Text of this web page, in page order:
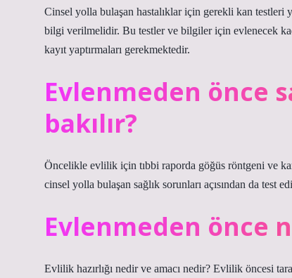
Cinsel yolla bulaşan hastalıklar için gerekli kan testleri
bilgi verilmelidir. Bu testler ve bilgiler için evlenecek
kayıt yaptırmaları gerekmektedir.
Evlenmeden önce
bakılır?
Öncelikle evlilik için tıbbi raporda göğüs röntgeni ve
cinsel yolla bulaşan sağlık sorunları açısından da test
Evlenmeden önce
Evlilik hazırlığı nedir ve amacı nedir? Evlilik öncesi